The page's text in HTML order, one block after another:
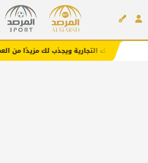
ويجذب لك مزيدًا من العملاء (اضغط لطلب